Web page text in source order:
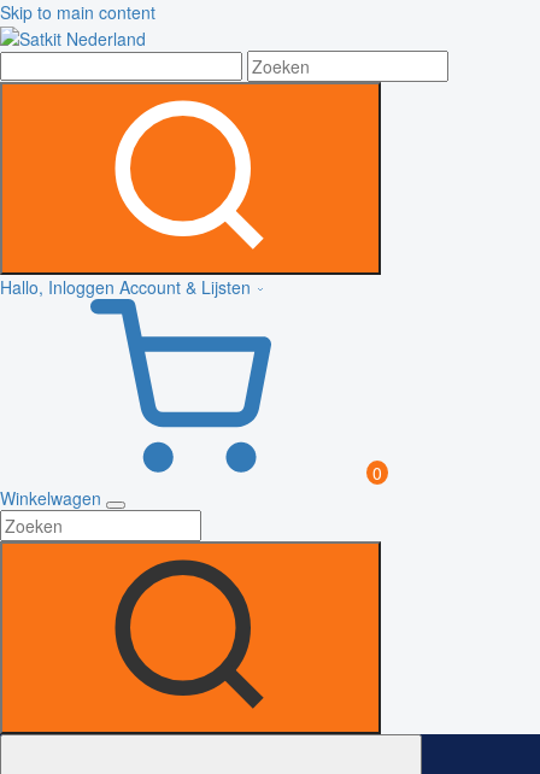
Skip to main content
Hallo, Inloggen Account & Lijsten
0
Winkelwagen